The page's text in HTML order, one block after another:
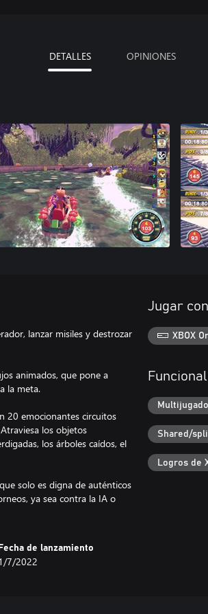
DETALLES OPINIONES
lanzar misiles y destrozar
animados, que pone a
la meta.
20 emocionantes circuitos
los objetos
los árboles caídos, el
solo es digna de auténticos
ya sea contra la IA o
Fecha de lanzamiento
7/2022
Jugar con
XBOX
Shared/
Logros de